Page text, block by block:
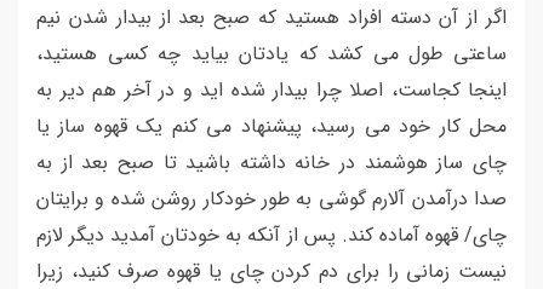
اگر از آن دسته افراد هستید که صبح بعد از بیدار شدن نیم
ساعتی طول می کشد که یادتان بیاید چه کسی هستید،
اینجا کجاست، اصلا چرا بیدار شده اید و در آخر هم دیر به
محل کار خود می رسید، پیشنهاد می کنم یک قهوه ساز یا
چای ساز هوشمند در خانه داشته باشید تا صبح بعد از به
صدا درآمدن آلارم گوشی به طور خودکار روشن شده و برایتان
چای/ قهوه آماده کند. پس از آنکه به خودتان آمدید دیگر لازم
نیست زمانی را برای دم کردن چای یا قهوه صرف کنید، زیرا